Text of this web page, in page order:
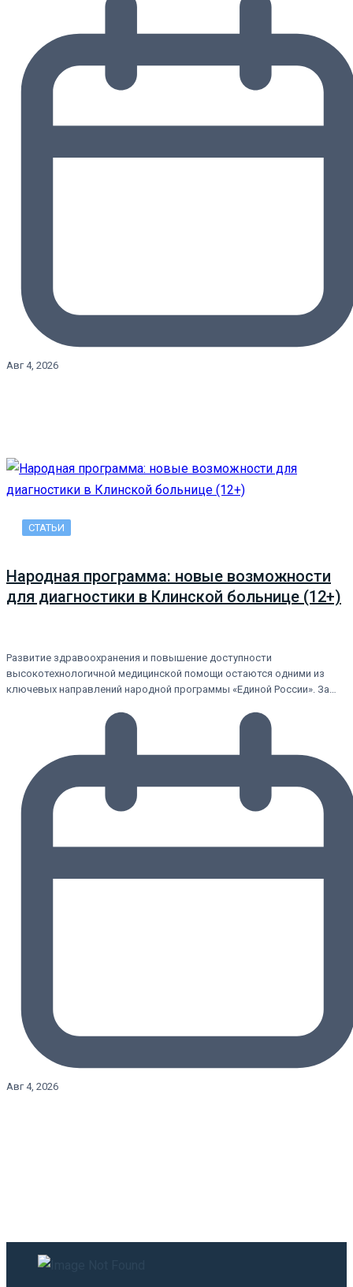
Авг 4, 2026
СТАТЬИ
Народная программа: новые возможности
для диагностики в Клинской больнице (12+)
Развитие здравоохранения и повышение доступности
высокотехнологичной медицинской помощи остаются одними из
ключевых направлений народной программы «Единой России». За…
Авг 4, 2026